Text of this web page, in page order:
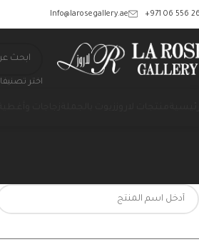
‎+971 06 556
Info@larosegallery.ae
اختر تصنيفا